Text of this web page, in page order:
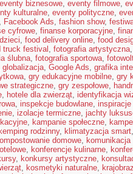
eventy biznesowe, eventy filmowe,
kulturalne, eventy polityczne,
, Facebook Ads, fashion show,
cyfrowe, finanse korporacyjne,
, food delivery online, food
truck festival , fotografia artystyczna
ślubna, fotografia sportowa,
globalizacja, Google Ads, grafika
, gry edukacyjne mobilne, gry
strategiczne, gry zespołowe,
, hotele dla zwierząt, identyfikacja
, inspekcje budowlane,
, izolacje termiczne, jachty
, kampanie społeczne,
kemping rodzinny, klimatyzacja smart
domowe, komunikacja
, konferencje kulinarne,
, konkursy artystyczne,
, kosmetyki naturalne,